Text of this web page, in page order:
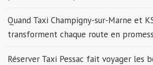
Quand Taxi Champigny-sur-Marne et
transforment chaque route en
Réserver Taxi Pessac fait voyager les